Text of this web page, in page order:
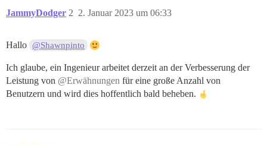
JammyDodger 2. Januar 2023 um 06:33
2
Hallo @Shawnpinto
Ich glaube, ein Ingenieur arbeitet derzeit an der Verbesserung der
Leistung von @Erwähnungen für eine große Anzahl von
Benutzern und wird dies hoffentlich bald beheben.